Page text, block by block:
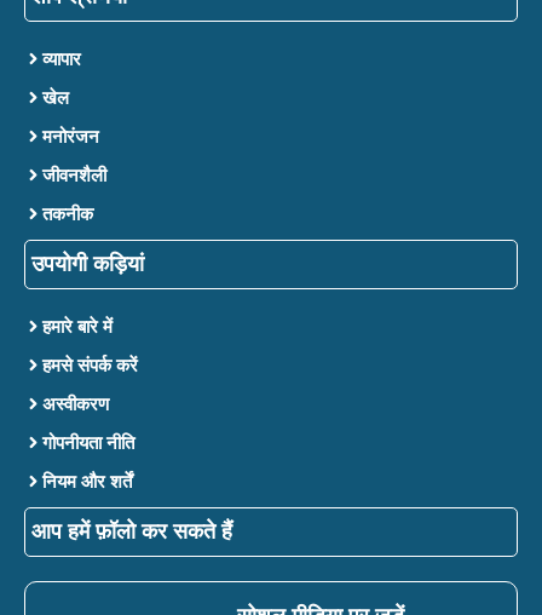
व्यापार
खेल
मनोरंजन
जीवनशैली
तकनीक
उपयोगी कड़ियां
हमारे बारे में
हमसे संपर्क करें
अस्वीकरण
गोपनीयता नीति
नियम और शर्तें
आप हमें फ़ॉलो कर सकते हैं